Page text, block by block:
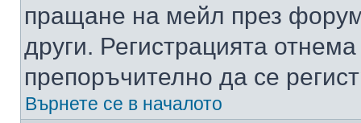
пращане на мейл през
други. Регистрацията
препоръчително да се
Върнете се в началото